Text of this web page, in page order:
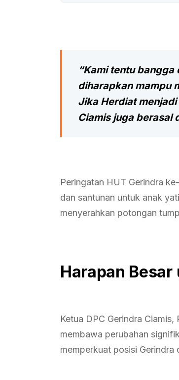
“Kami tentu
diharapkan mampu
Jika Herdiat
Ciamis juga berasal
Peringatan HUT Gerindra
dan santunan untuk anak
menyerahkan potongan
Harapan
Ketua DPC Gerindra
membawa perubahan
memperkuat posisi Gerindra